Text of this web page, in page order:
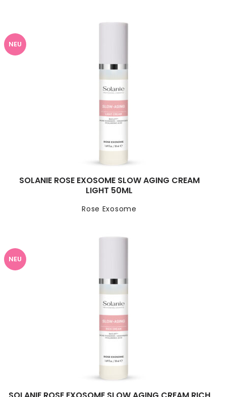
NEU
Rose Exosome
SOLANIE ROSE EXOSOME SLOW AGING CREAM
LIGHT 50ML
NEU